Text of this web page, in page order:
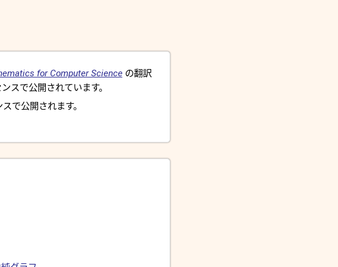
for Computer Scienceの翻訳
スで公開されています。
で公開されます。